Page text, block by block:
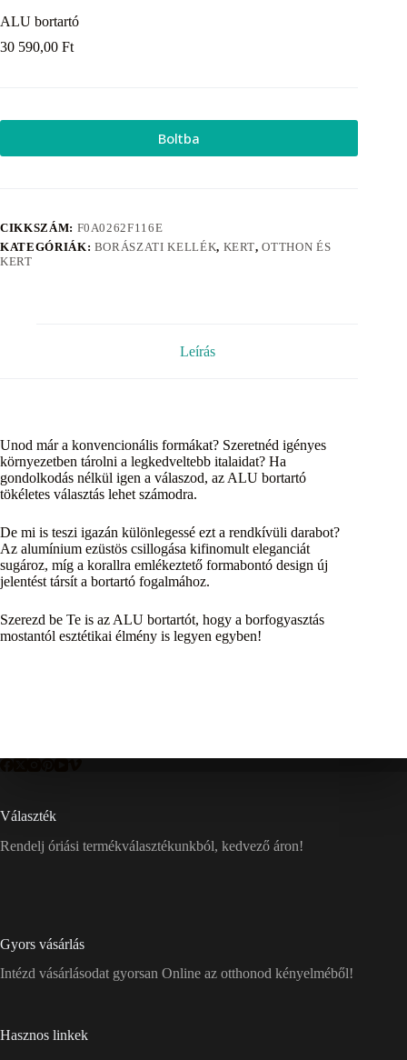
ALU bortartó
30 590,00 Ft
Boltba
CIKKSZÁM: F0A0262F116E
KATEGÓRIÁK: BORÁSZATI KELLÉK, KERT,OTTHON ÉS
KERT
Leírás
Unod már a konvencionális formákat? Szeretnéd igényes
környezetben tárolni a legkedveltebb italaidat? Ha
gondolkodás nélkül igen a válaszod, az ALU bortartó
tökéletes választás lehet számodra.
De mi is teszi igazán különlegessé ezt a rendkívüli darabot?
Az alumínium ezüstös csillogása kifinomult eleganciát
sugároz, míg a korallra emlékeztető formabontó design új
jelentést társít a bortartó fogalmához.
Szerezd be Te is az ALU bortartót, hogy a borfogyasztás
mostantól esztétikai élmény is legyen egyben!
Választék
Rendelj óriási termékválasztékunkból, kedvező áron!
Gyors vásárlás
Intézd vásárlásodat gyorsan Online az otthonod kényelméből!
Hasznos linkek